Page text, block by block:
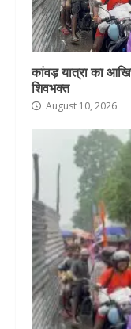
कांवड़ यात्रा का
शिवभक्त
August 10, 2026